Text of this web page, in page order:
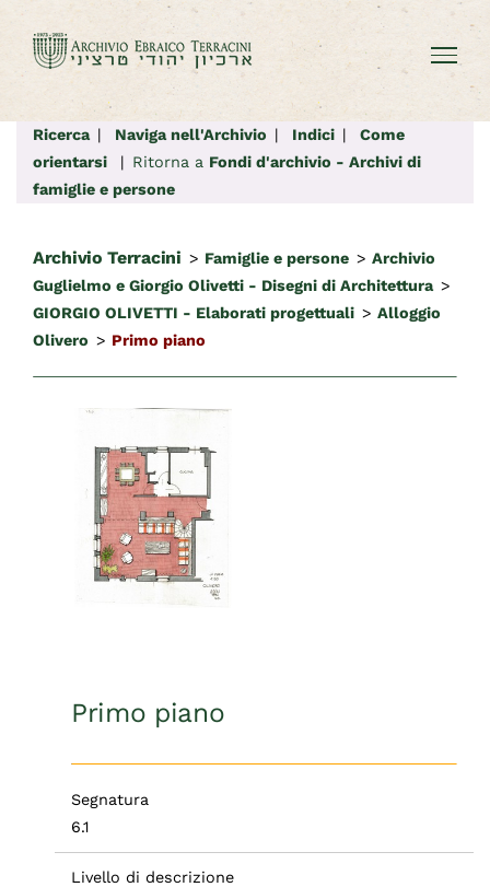
Salta
contenuto
Ricerca | Naviga nell'Archivio | Indici | Come
orientarsi | Ritorna a Fondi d'archivio - Archivi di
famiglie e persone
Archivio Terracini > Famiglie e persone> Archivio
Guglielmo e Giorgio Olivetti - Disegni di Architettura >
GIORGIO OLIVETTI - Elaborati progettuali > Alloggio
Olivero > Primo piano
Primo piano
Segnatura
6.1
Livello di descrizione